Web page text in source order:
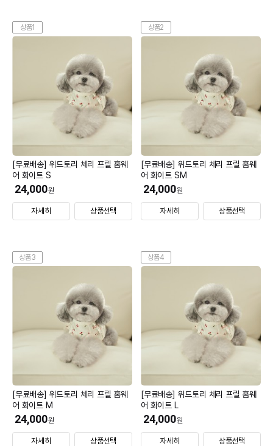
상품1
[무료배송] 위드토리 체리 프릴 홈웨
어 화이트 S
24,000원
자세히 상품선택
상품2
[무료배송] 위드토리 체리 프릴 홈웨
어 화이트 SM
24,000원
자세히 상품선택
상품3
[무료배송] 위드토리 체리 프릴 홈웨
어 화이트 M
24,000원
자세히 상품선택
상품4
[무료배송] 위드토리 체리 프릴 홈웨
어 화이트 L
24,000원
자세히 상품선택